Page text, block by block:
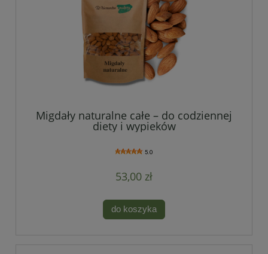
Migdały naturalne całe – do codziennej
diety i wypieków
5.0
53,00 zł
do koszyka